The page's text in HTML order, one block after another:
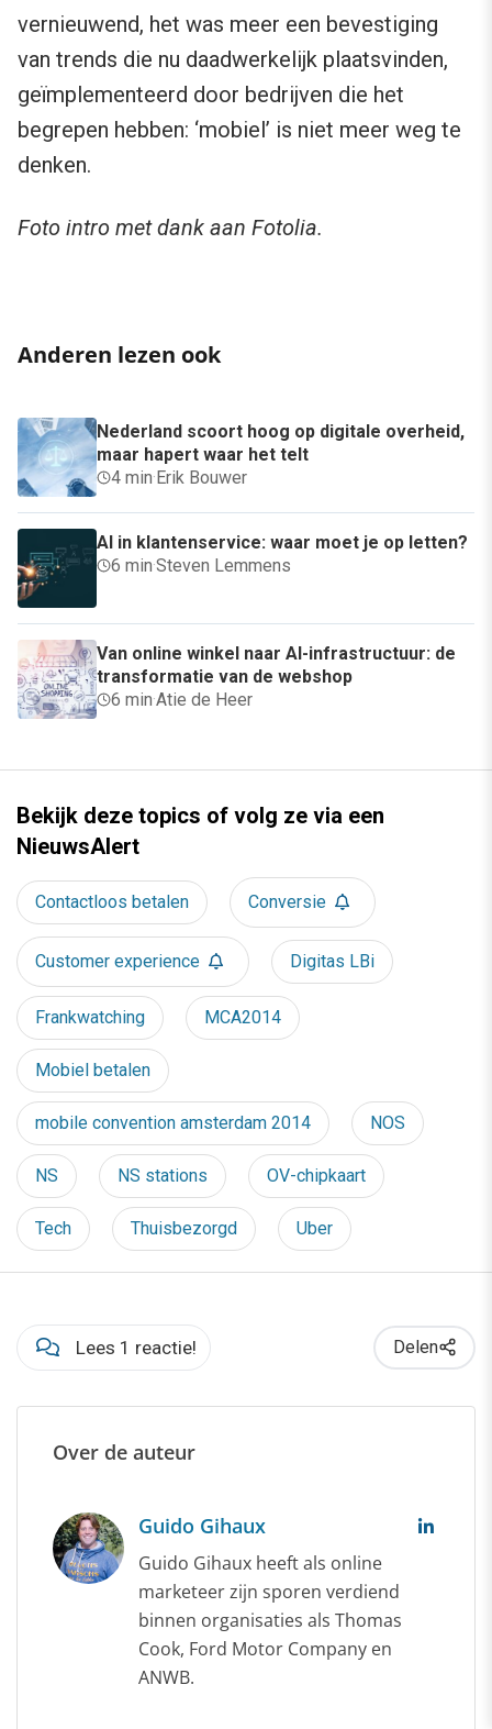
vernieuwend, het was meer een bevestiging
van trends die nu daadwerkelijk plaatsvinden,
geïmplementeerd door bedrijven die het
begrepen hebben: ‘mobiel’ is niet meer weg te
denken.
Foto intro met dank aan Fotolia.
Anderen lezen ook
Nederland scoort hoog op digitale overheid,
maar hapert waar het telt
4 min·Erik Bouwer
AI in klantenservice: waar moet je op letten?
6 min·Steven Lemmens
Van online winkel naar AI-infrastructuur: de
transformatie van de webshop
6 min·Atie de Heer
Bekijk deze topics of volg ze via een
NieuwsAlert
Contactloos betalen Conversie
Customer experience Digitas LBi
Frankwatching MCA2014
Mobiel betalen
mobile convention amsterdam 2014 NOS
NS NS stations OV-chipkaart
Tech Thuisbezorgd Uber
Lees 1 reactie! Delen
Over de auteur
Guido Gihaux
Guido Gihaux heeft als online
marketeer zijn sporen verdiend
binnen organisaties als Thomas
Cook, Ford Motor Company en
ANWB.